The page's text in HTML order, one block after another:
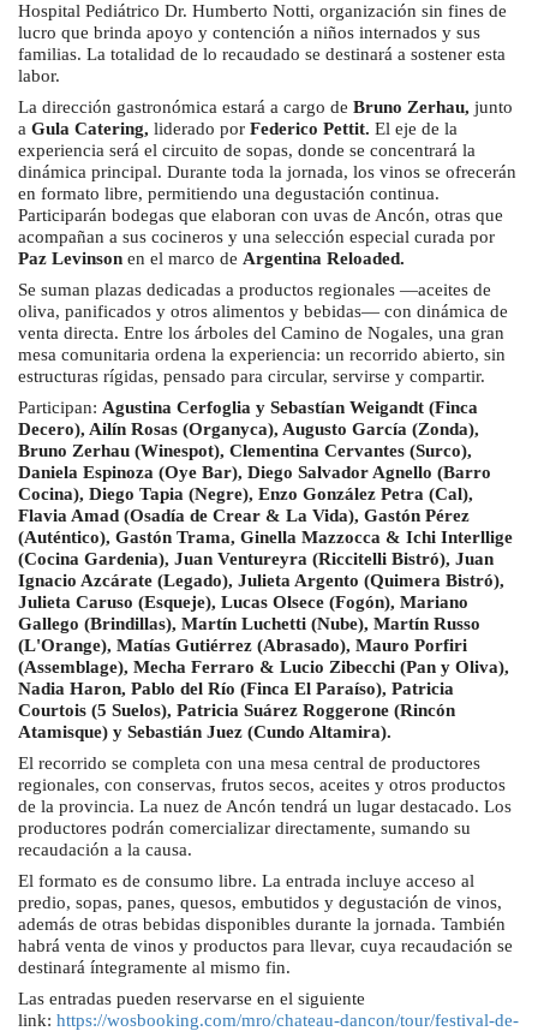
Hospital Pediátrico Dr. Humberto Notti, organización sin fines de
lucro que brinda apoyo y contención a niños internados y sus
familias. La totalidad de lo recaudado se destinará a sostener esta
labor.
La dirección gastronómica estará a cargo de Bruno Zerhau, junto
a Gula Catering, liderado por Federico Pettit. El eje de la
experiencia será el circuito de sopas, donde se concentrará la
dinámica principal. Durante toda la jornada, los vinos se ofrecerán
en formato libre, permitiendo una degustación continua.
Participarán bodegas que elaboran con uvas de Ancón, otras que
acompañan a sus cocineros y una selección especial curada por
Paz Levinson en el marco de Argentina Reloaded.
Se suman plazas dedicadas a productos regionales —aceites de
oliva, panificados y otros alimentos y bebidas— con dinámica de
venta directa. Entre los árboles del Camino de Nogales, una gran
mesa comunitaria ordena la experiencia: un recorrido abierto, sin
estructuras rígidas, pensado para circular, servirse y compartir.
Participan: Agustina Cerfoglia y Sebastían Weigandt (Finca
Decero), Ailín Rosas (Organyca), Augusto García (Zonda),
Bruno Zerhau (Winespot), Clementina Cervantes (Surco),
Daniela Espinoza (Oye Bar), Diego Salvador Agnello (Barro
Cocina), Diego Tapia (Negre), Enzo González Petra (Cal),
Flavia Amad (Osadía de Crear & La Vida), Gastón Pérez
(Auténtico), Gastón Trama, Ginella Mazzocca & Ichi Interllige
(Cocina Gardenia), Juan Ventureyra (Riccitelli Bistró), Juan
Ignacio Azcárate (Legado), Julieta Argento (Quimera Bistró),
Julieta Caruso (Esqueje), Lucas Olsece (Fogón), Mariano
Gallego (Brindillas), Martín Luchetti (Nube), Martín Russo
(L'Orange), Matías Gutiérrez (Abrasado), Mauro Porfiri
(Assemblage), Mecha Ferraro & Lucio Zibecchi (Pan y Oliva),
Nadia Haron, Pablo del Río (Finca El Paraíso), Patricia
Courtois (5 Suelos), Patricia Suárez Roggerone (Rincón
Atamisque) y Sebastián Juez (Cundo Altamira).
El recorrido se completa con una mesa central de productores
regionales, con conservas, frutos secos, aceites y otros productos
de la provincia. La nuez de Ancón tendrá un lugar destacado. Los
productores podrán comercializar directamente, sumando su
recaudación a la causa.
El formato es de consumo libre. La entrada incluye acceso al
predio, sopas, panes, quesos, embutidos y degustación de vinos,
además de otras bebidas disponibles durante la jornada. También
habrá venta de vinos y productos para llevar, cuya recaudación se
destinará íntegramente al mismo fin.
Las entradas pueden reservarse en el siguiente
link: https://wosbooking.com/mro/chateau-dancon/tour/festival-de-